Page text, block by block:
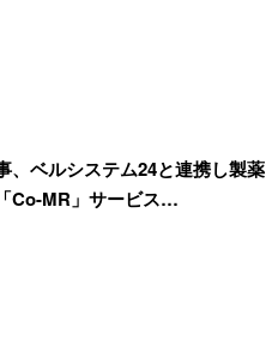
、ベルシステム24と連携し製薬
Co-MR」サービス…